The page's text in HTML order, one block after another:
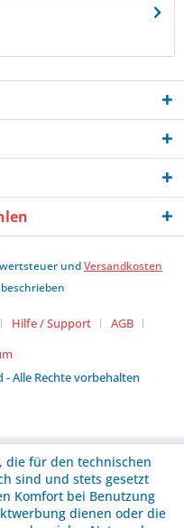
undVersandkosten
Hilfe / Support
AGB
Alle Rechte vorbehalten
die für den technischen
sind und stets gesetzt
Komfort bei Benutzung
dienen oder die